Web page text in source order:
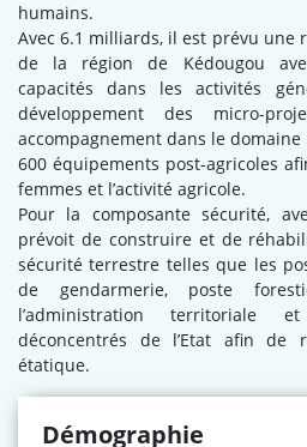
humains.
Avec 6.1 milliards, il est prévu une
de la région de Kédougou
capacités dans les activités
développement des micro-
accompagnement dans le
600 équipements post-agricoles
femmes et l’activité agricole.
Pour la composante sécurité,
prévoit de construire et de
sécurité terrestre telles que les
de gendarmerie, poste
l’administration territoriale
déconcentrés de l’Etat afin de
étatique.
Démographie